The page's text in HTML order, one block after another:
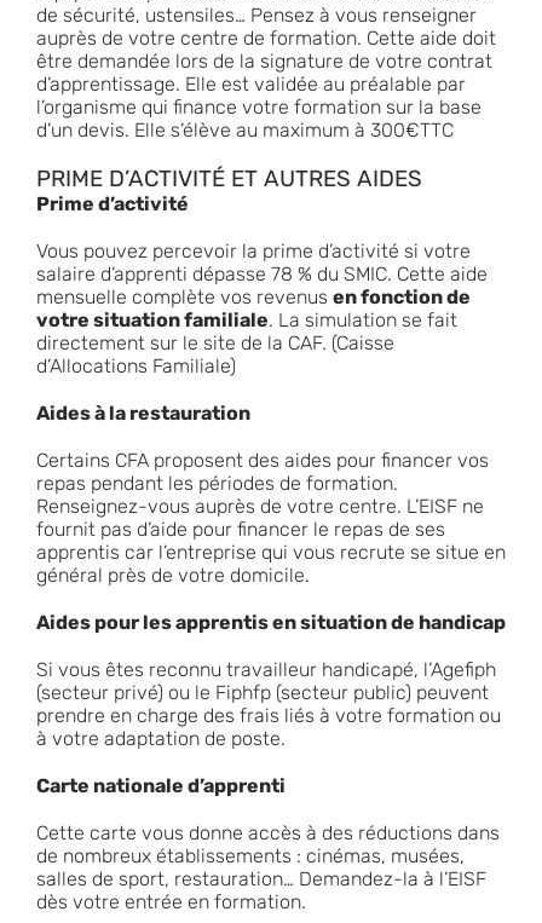
de sécurité, ustensiles… Pensez à vous renseigner
auprès de votre centre de formation. Cette aide doit
être demandée lors de la signature de votre contrat
d’apprentissage. Elle est validée au préalable par
l’organisme qui finance votre formation sur la base
d’un devis. Elle s’élève au maximum à 300€TTC
PRIME D’ACTIVITÉ ET AUTRES AIDES
Prime d’activité
Vous pouvez percevoir la prime d’activité si votre
salaire d’apprenti dépasse 78 % du SMIC. Cette aide
mensuelle complète vos revenus en fonction de
votre situation familiale. La simulation se fait
directement sur le site de la CAF. (Caisse
d’Allocations Familiale)
Aides à la restauration
Certains CFA proposent des aides pour financer vos
repas pendant les périodes de formation.
Renseignez-vous auprès de votre centre. L’EISF ne
fournit pas d’aide pour financer le repas de ses
apprentis car l’entreprise qui vous recrute se situe en
général près de votre domicile.
Aides pour les apprentis en situation de handicap
Si vous êtes reconnu travailleur handicapé, l’Agefiph
(secteur privé) ou le Fiphfp (secteur public) peuvent
prendre en charge des frais liés à votre formation ou
à votre adaptation de poste.
Carte nationale d’apprenti
Cette carte vous donne accès à des réductions dans
de nombreux établissements : cinémas, musées,
salles de sport, restauration… Demandez-la à l’EISF
dès votre entrée en formation.